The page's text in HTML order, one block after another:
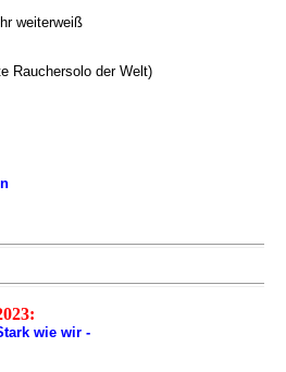
weiterweiß
Rauchersolo der Welt)
wie wir -